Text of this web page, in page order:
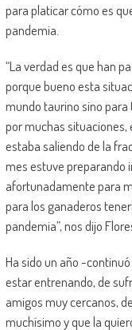
para platicar cómo es
pandemia.
“La verdad es que han
porque bueno esta
mundo taurino sino para
por muchas
estaba saliendo de la
mes estuve preparando
afortunadamente para
para los ganaderos
pandemia”, nos dijo
Ha sido un año -
estar entrenando, de
amigos muy cercanos,
muchísimo y que la